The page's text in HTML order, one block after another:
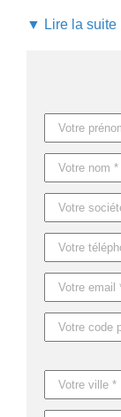
Offrez la bougie
permettent de la
de la maquette
Anticipez vos
Demandez
Référence :
Nom : GIZA
Dimensions :
▼ Lire la suite